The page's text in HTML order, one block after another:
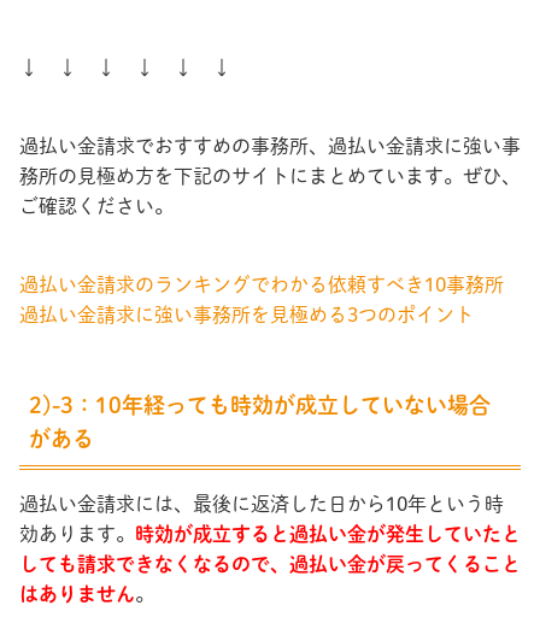
↓ ↓ ↓ ↓ ↓ ↓
過払い金請求でおすすめの事務所、過払い金請求に強い事
務所の見極め方を下記のサイトにまとめています。ぜひ、
ご確認ください。
過払い金請求のランキングでわかる依頼すべき10事務所
過払い金請求に強い事務所を見極める3つのポイント
2)-3：10年経っても時効が成立していない場合
がある
過払い金請求には、最後に返済した日から10年という時
効あります。 時効が成立すると過払い金が発生していたと
しても請求できなくなるので、過払い金が戻ってくること
はありません。